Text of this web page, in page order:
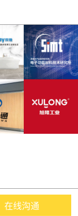
在线沟通